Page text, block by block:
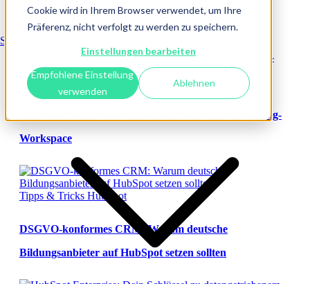
Cookie wird in Ihrem Browser verwendet, um Ihre
Präferenz, nicht verfolgt zu werden zu speichern.
Einstellungen bearbeiten
Empfohlene Einstellung
verwenden
Ablehnen
Services
Tipps & Tricks HubSpot
Erfolgreiches Verkaufen mit dem HubSpot Prospecting-
Workspace
Tipps & Tricks HubSpot
DSGVO-konformes CRM: Warum deutsche
Bildungsanbieter auf HubSpot setzen sollten